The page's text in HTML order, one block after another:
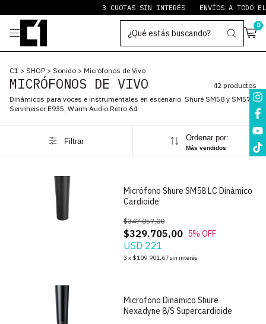
3 CUOTAS SIN INTERÉS ENVÍOS A TODO EL
0
C1 > SHOP > Sonido > Micrófonos de Vivo
MICRÓFONOS DE VIVO
42 productos
Dinámicos para voces e instrumentales en escenario. Shure SM58 y SM57,
Sennheiser E935, Warm Audio Retro 64.
Filtrar Ordenar por:
Más vendidos
Micrófono Shure SM58 LC Dinámico
Cardioide
$329.705,00
$347.057,00
5% OFF
USD 221
3 x $109.901,67sin interés
Microfono Dinamico Shure
Nexadyne 8/S Supercardioide